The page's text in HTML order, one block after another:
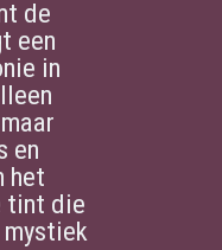
de
een
in
en
het
tint die